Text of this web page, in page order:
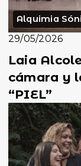
Alquimia
29/05/2026
Laia
cámara y
“PIEL”